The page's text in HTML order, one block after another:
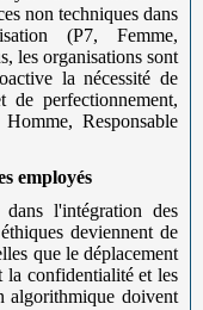
non techniques dans
(P7, Femme,
les organisations sont
la nécessité de
de perfectionnement,
Responsable
employés
l'intégration des
deviennent de
que le déplacement
la confidentialité et les
algorithmique doivent